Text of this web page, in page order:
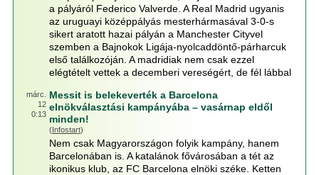
a pályáról Federico Valverde. A Real Madrid ugyanis
az uruguayi középpályás mesterhármasával 3-0-s
sikert aratott hazai pályán a Manchester Cityvel
szemben a Bajnokok Ligája-nyolcaddöntő-párharcuk
első találkozóján. A madridiak nem csak ezzel
elégtételt vettek a decemberi vereségért, de fél lábbal
márc.
12
0:13
Messit is belekeverték a Barcelona
elnökválasztási kampányába – vasárnap eldől
minden!
(Infostart)
Nem csak Magyarországon folyik kampány, hanem
Barcelonában is. A katalánok fővárosában a tét az
ikonikus klub, az FC Barcelona elnöki széke. Ketten